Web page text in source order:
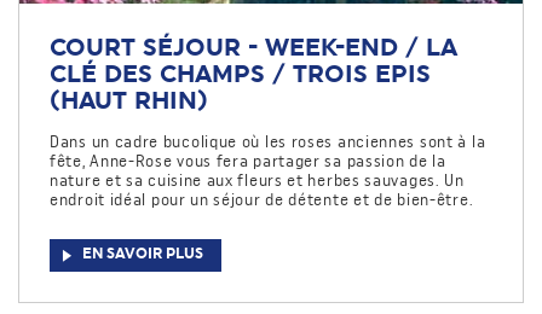
COURT SÉJOUR - WEEK-END / LA
CLÉ DES CHAMPS / TROIS EPIS
(HAUT RHIN)
Dans un cadre bucolique où les roses anciennes sont à la
fête, Anne-Rose vous fera partager sa passion de la
nature et sa cuisine aux fleurs et herbes sauvages. Un
endroit idéal pour un séjour de détente et de bien-être.
EN SAVOIR PLUS